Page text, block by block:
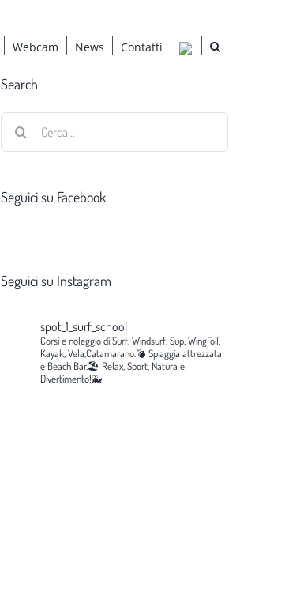
Webcam News Contatti
Search
Seguici su Facebook
Seguici su Instagram
spot_1_surf_school
Corsi e noleggio di Surf, Windsurf, Sup, WingFoil,
Kayak, Vela,Catamarano.💣 Spiaggia attrezzata
e Beach Bar.🏖️ Relax, Sport, Natura e
Divertimento!🐳